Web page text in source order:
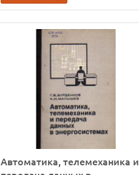
Автоматика, телемеханика и